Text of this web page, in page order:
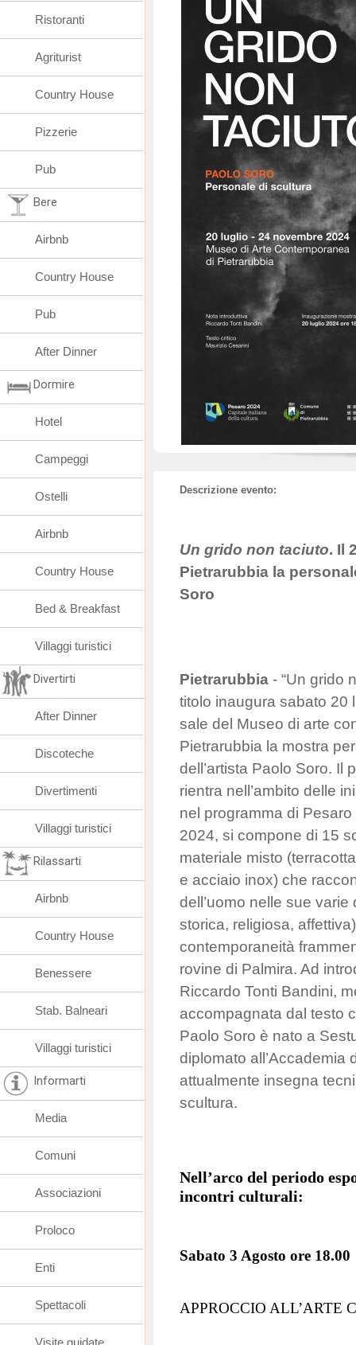
Descrizione evento:
Un grido non taciuto. Il
Pietrarubbia la
Soro
Pietrarubbia - “Un grido
titolo inaugura sabato 20
sale del Museo di arte
Pietrarubbia la mostra
dell’artista Paolo Soro. Il
rientra nell’ambito delle
nel programma di
2024, si compone di 15
materiale misto
e acciaio inox) che
dell’uomo nelle sue
storica, religiosa,
contemporaneità
rovine di Palmira. Ad
Riccardo Tonti Bandini,
accompagnata dal testo
Paolo Soro è nato a
diplomato all’Accademia
attualmente insegna
scultura.
Nell’arco del periodo
incontri culturali:
Sabato 3 Agosto ore 18.00
APPROCCIO ALL’ARTE
Ristoranti
Agriturist
Country House
Pizzerie
Pub
Bere
Airbnb
Country House
Pub
After Dinner
Dormire
Hotel
Campeggi
Ostelli
Airbnb
Country House
Bed & Breakfast
Villaggi turistici
Divertirti
After Dinner
Discoteche
Divertimenti
Villaggi turistici
Rilassarti
Airbnb
Country House
Benessere
Stab. Balneari
Villaggi turistici
Informarti
Media
Comuni
Associazioni
Proloco
Enti
Spettacoli
Visite guidate